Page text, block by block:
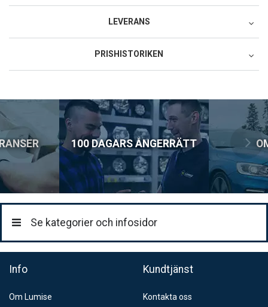
LEVERANS
Postnord MyPack Collect
Postnord Parcel (till företag)
129:-
DHL Service Point
79:-
DHL Företagspaket / Hemleverans
199:-
PRISHISTORIKEN
100 DAGARS ÅNGERRÄTT
Se kategorier och infosidor
Info
Om Lumise
Kundtjänst
Kontakta oss